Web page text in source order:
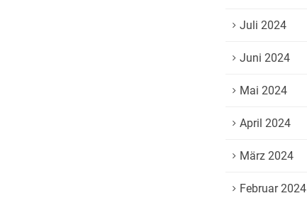
Juli 2024
Juni 2024
Mai 2024
April 2024
März 2024
Februar 2024